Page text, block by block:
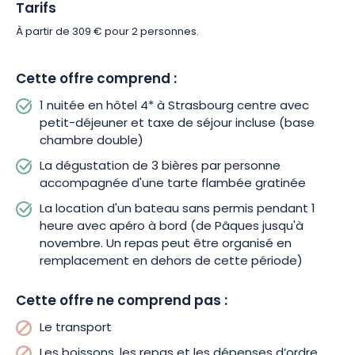
porter par la magie de Strasbourg !
Tarifs
À partir de 309 € pour 2 personnes.
Cette offre comprend :
1 nuitée en hôtel 4* à Strasbourg centre avec
petit-déjeuner et taxe de séjour incluse (base
chambre double)
La dégustation de 3 bières par personne
accompagnée d'une tarte flambée gratinée
La location d'un bateau sans permis pendant 1
heure avec apéro à bord (de Pâques jusqu'à
novembre. Un repas peut être organisé en
remplacement en dehors de cette période)
Cette offre ne comprend pas :
Le transport